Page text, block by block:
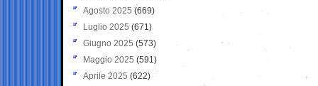
Agosto 2025 (669)
Luglio 2025 (671)
Giugno 2025 (573)
Maggio 2025 (591)
Aprile 2025 (622)